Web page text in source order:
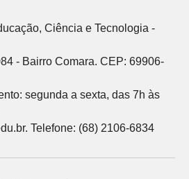
Ciência e Tecnologia -
- Bairro Comara. CEP: 69906-
segunda a sexta, das 7h às
Telefone: (68) 2106-6834